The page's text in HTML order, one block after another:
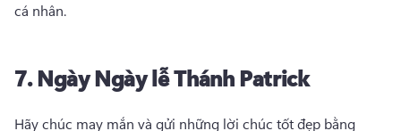
cá nhân.
7.NgàyNgày lễ Thánh Patrick
Hãy chúc may mắn và gửi những lời chúc tốt đẹp bằng